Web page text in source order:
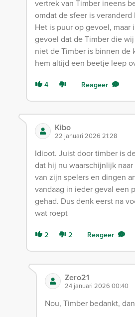
vertrek van Timber ineens
omdat de sfeer is
Het is puur op gevoel,
gevoel dat de Timber die
niet de Timber is binnen de
hem altijd een beetje leep
4 Reageer
Kibo
22 januari 2026 21:28
Idioot. Juist door timber is
dat hij nu waarschijnlijk
van zijn spelers en dingen
vandaag in ieder geval een
gehad. Dus denk eerst na
wat roept
2 2 Reageer
Zero21
24 januari 2026 00:40
Nou, Timber bedankt,